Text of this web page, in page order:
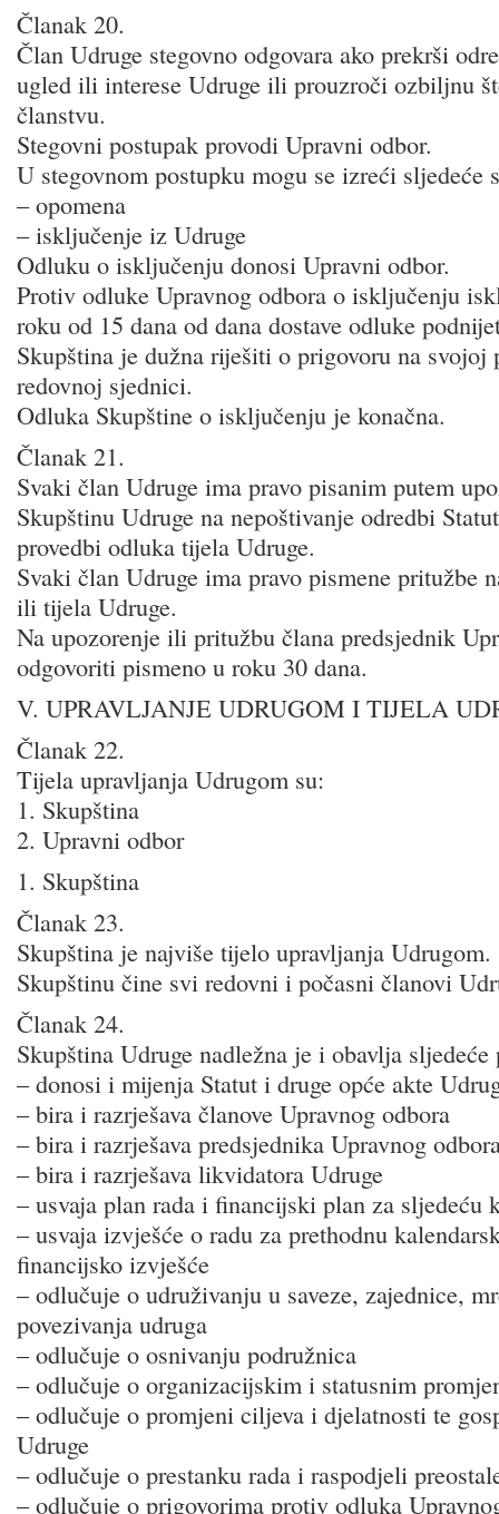
Članak 20.
Član Udruge stegovno odgovara ako prekrši
ugled ili interese Udruge ili prouzroči ozbiljnu
članstvu.
Stegovni postupak provodi Upravni odbor.
U stegovnom postupku mogu se izreći sljedeće
– opomena
– isključenje iz Udruge
Odluku o isključenju donosi Upravni odbor.
Protiv odluke Upravnog odbora o isključenju
roku od 15 dana od dana dostave odluke
Skupština je dužna riješiti o prigovoru na svojoj
redovnoj sjednici.
Odluka Skupštine o isključenju je konačna.
Članak 21.
Svaki član Udruge ima pravo pisanim putem
Skupštinu Udruge na nepoštivanje odredbi
provedbi odluka tijela Udruge.
Svaki član Udruge ima pravo pismene pritužbe
ili tijela Udruge.
Na upozorenje ili pritužbu člana predsjednik
odgovoriti pismeno u roku 30 dana.
V. UPRAVLJANJE UDRUGOM I TIJELA
Članak 22.
Tijela upravljanja Udrugom su:
1. Skupština
2. Upravni odbor
1. Skupština
Članak 23.
Skupština je najviše tijelo upravljanja Udrugom.
Skupštinu čine svi redovni i počasni članovi
Članak 24.
Skupština Udruge nadležna je i obavlja sljedeće
– donosi i mijenja Statut i druge opće akte
– bira i razrješava članove Upravnog odbora
– bira i razrješava predsjednika Upravnog
– bira i razrješava likvidatora Udruge
– usvaja plan rada i financijski plan za sljedeću
– usvaja izvješće o radu za prethodnu
financijsko izvješće
– odlučuje o udruživanju u saveze, zajednice,
povezivanja udruga
– odlučuje o osnivanju podružnica
– odlučuje o organizacijskim i statusnim
– odlučuje o promjeni ciljeva i djelatnosti te
Udruge
– odlučuje o prestanku rada i raspodjeli
– odlučuje o prigovorima protiv odluka